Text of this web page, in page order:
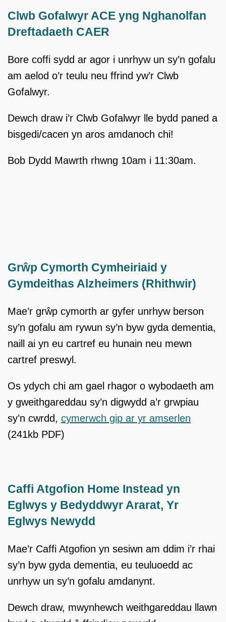
Clwb Gofalwyr ACE yng Nghanolfan
Dreftadaeth CAER
Bore coffi sydd ar agor i unrhyw un sy’n gofalu
am aelod o’r teulu neu ffrind yw’r Clwb
Gofalwyr.
Dewch draw i’r Clwb Gofalwyr lle bydd paned a
bisgedi/cacen yn aros amdanoch chi!
Bob Dydd Mawrth rhwng 10am i 11:30am.
Grŵp Cymorth Cymheiriaid y
Gymdeithas Alzheimers (Rhithwir)
Mae’r grŵp cymorth ar gyfer unrhyw berson
sy’n gofalu am rywun sy’n byw gyda dementia,
naill ai yn eu cartref eu hunain neu mewn
cartref preswyl.
Os ydych chi am gael rhagor o wybodaeth am
y gweithgareddau sy’n digwydd a’r grwpiau
sy’n cwrdd, cymerwch gip ar yr amserlen
(241kb PDF)
Caffi Atgofion Home Instead yn
Eglwys y Bedyddwyr Ararat, Yr
Eglwys Newydd
Mae’r Caffi Atgofion yn sesiwn am ddim i’r rhai
sy’n byw gyda dementia, eu teuluoedd ac
unrhyw un sy’n gofalu amdanynt.
Dewch draw, mwynhewch weithgareddau llawn